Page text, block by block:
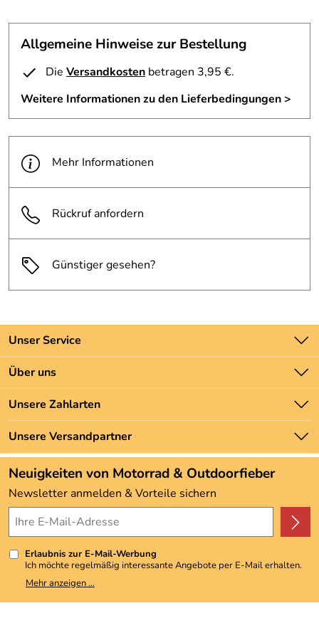
Allgemeine Hinweise zur Bestellung
Die Versandkosten betragen 3,95 €.
Weitere Informationen zu den Lieferbedingungen >
Mehr Informationen
Rückruf anfordern
Günstiger gesehen?
Unser Service
Kontakt
Batteriegesetz
Newsletter
Zahlung und Versand
Über uns
Unsere Bestseller
Marken
Neu
Angebote
Kundenbewertungen (3.492)
4,9/5*****
Unsere Zahlarten
Unsere Versandpartner
Neuigkeiten von Motorrad & Outdoorfieber
Newsletter anmelden & Vorteile sichern
Erlaubnis zur E-Mail-Werbung
Ich möchte regelmäßig interessante Angebote per E-Mail erhalten.
Meine E-Mail-Adresse wird nicht an andere Unternehmen
weitergegeben. Zu statistischen Zwecken wird in anonymer Form
Mehr anzeigen ...